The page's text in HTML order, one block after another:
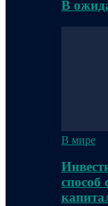
В
В мире
способ